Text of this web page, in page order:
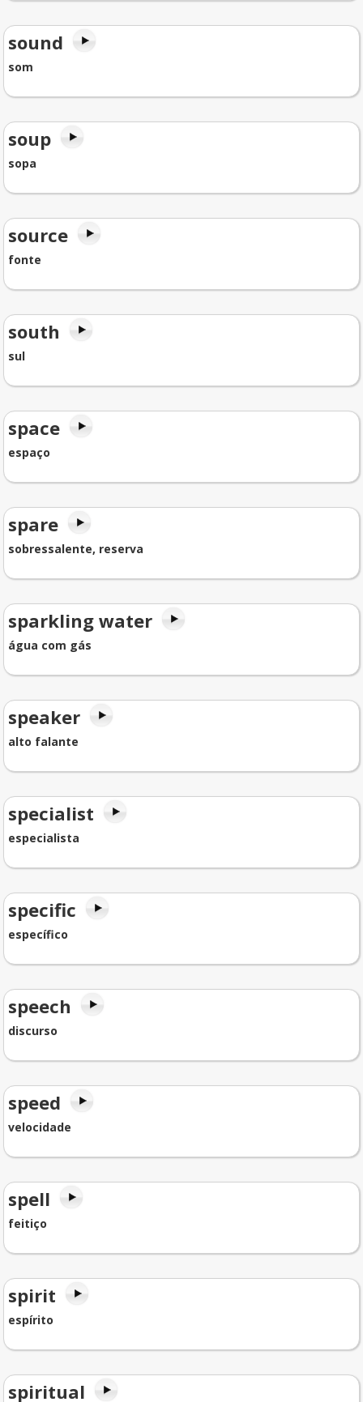
sound
som
soup
sopa
source
fonte
south
sul
space
espaço
spare
sobressalente, reserva
sparkling water
água com gás
speaker
alto falante
specialist
especialista
specific
específico
speech
discurso
speed
velocidade
spell
feitiço
spirit
espírito
spiritual